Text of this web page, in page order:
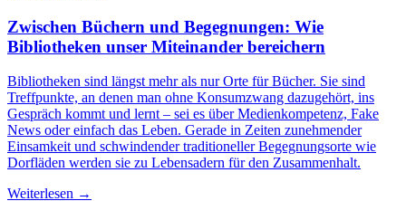
Zwischen Büchern und Begegnungen: Wie
Bibliotheken unser Miteinander bereichern
Bibliotheken sind längst mehr als nur Orte für Bücher. Sie sind
Treffpunkte, an denen man ohne Konsumzwang dazugehört, ins
Gespräch kommt und lernt – sei es über Medienkompetenz, Fake
News oder einfach das Leben. Gerade in Zeiten zunehmender
Einsamkeit und schwindender traditioneller Begegnungsorte wie
Dorfläden werden sie zu Lebensadern für den Zusammenhalt.
Weiterlesen →